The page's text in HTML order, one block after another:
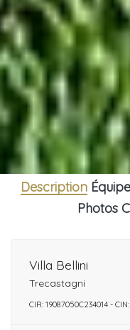
Description
Photos
Villa Bellini
Trecastagni
CIR: 19087050C234014 -